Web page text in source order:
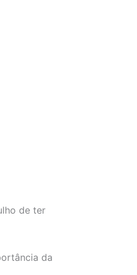
de ter
da